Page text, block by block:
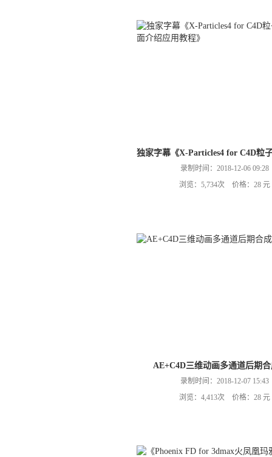
独家字幕《X-Particles4 for C4D粒
录制时间：2018-12-06 09:28
浏览：5,734次 价格：28 元
AE+C4D三维动画多通道后期
录制时间：2018-12-07 15:43
浏览：4,413次 价格：28 元